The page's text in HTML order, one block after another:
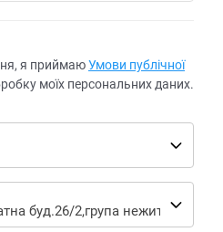
я приймаюУмови публічної
моїх персональних даних.